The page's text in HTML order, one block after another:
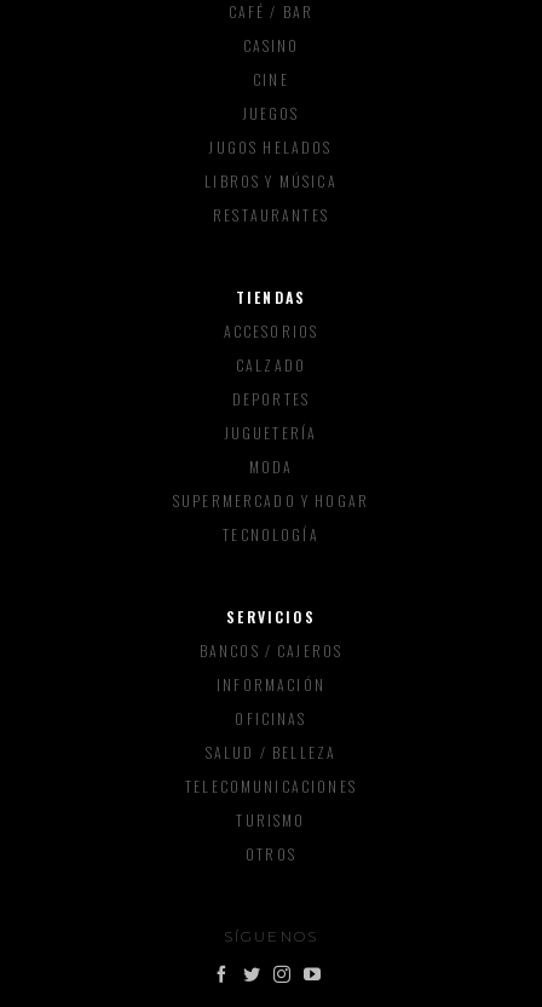
CAFÉ / BAR
CASINO
CINE
JUEGOS
JUGOS HELADOS
LIBROS Y MÚSICA
RESTAURANTES
TIENDAS
ACCESORIOS
CALZADO
DEPORTES
JUGUETERÍA
MODA
SUPERMERCADO Y HOGAR
TECNOLOGÍA
SERVICIOS
BANCOS / CAJEROS
INFORMACIÓN
OFICINAS
SALUD / BELLEZA
TELECOMUNICACIONES
TURISMO
OTROS
SÍGUENOS